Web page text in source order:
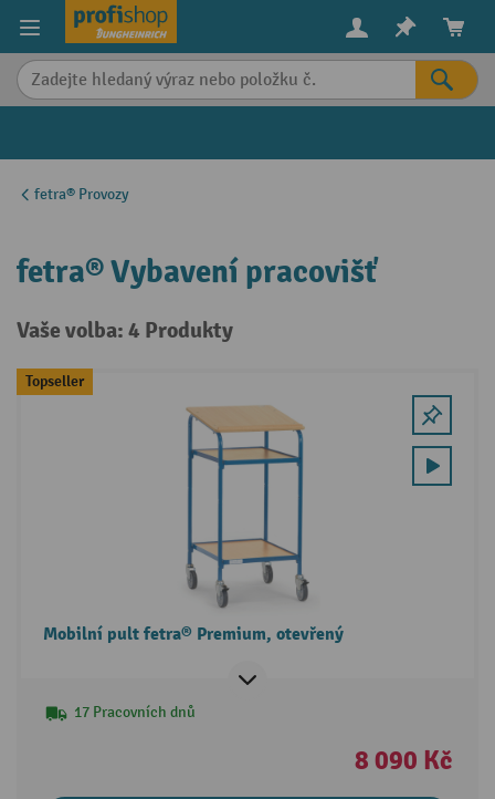
content
fetra® Provozy
fetra® Vybavení pracovišť
Vaše volba: 4 Produkty
Topseller
Mobilní pult fetra® Premium, otevřený
17 Pracovních dnů
8 090 Kč